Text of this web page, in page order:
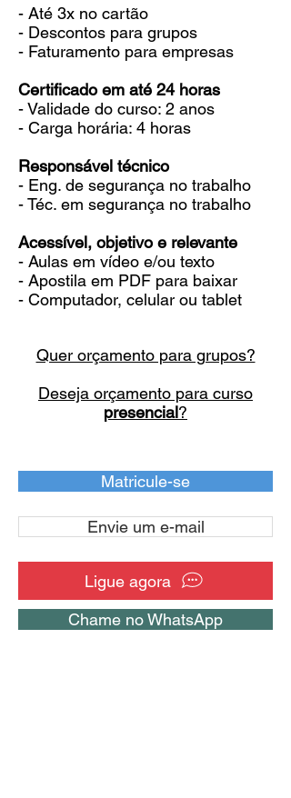
- Até 3x no cartão
- Descontos para grupos
- Faturamento para empresas
Certificado em até 24 horas
- Validade do curso: 2 anos
- Carga horária: 4 horas
Responsável técnico
- Eng. de segurança no trabalho
- Téc. em segurança no trabalho
Acessível, objetivo e relevante
- Aulas em vídeo e/ou texto
- Apostila em PDF para baixar
- Computador, celular ou tablet
Quer orçamento para grupos?
Deseja orçamento para curso
presencial?
Matricule-se
Envie um e-mail
Ligue agora
Chame no WhatsApp